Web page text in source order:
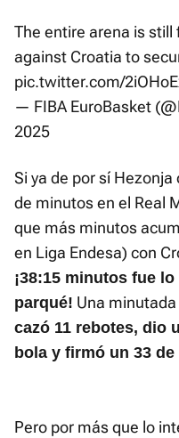
The entire arena is still
against Croatia to
pic.twitter.com/
— FIBA EuroBasket
2025
Si ya de por sí
de minutos en el Real
que más minutos
en Liga Endesa) con
¡38:15 minutos fue
parqué! Una
cazó 11 rebotes, dio
bola y firmó un 33
Pero por más que lo